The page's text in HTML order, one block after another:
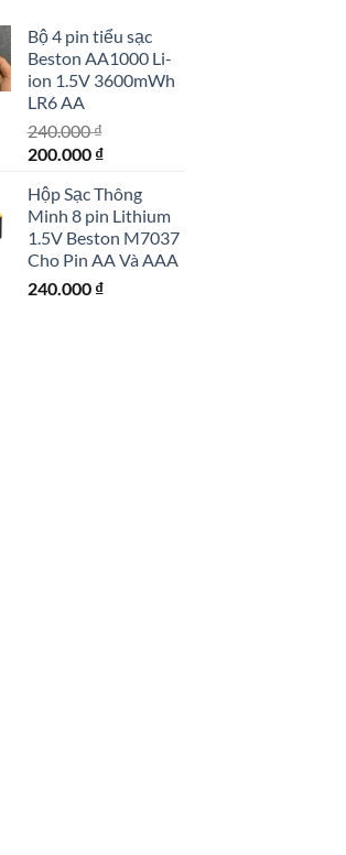
Bộ 4 pin tiểu sạc
Beston AA1000 Li-
ion 1.5V 3600mWh
LR6 AA
240.000₫
Giá
là:
240.000 ₫.
200.000 ₫Giá
tại
là:
200.000 ₫.
Hộp Sạc Thông
Minh 8 pin Lithium
1.5V Beston M7037
Cho Pin AA Và AAA
240.000 ₫